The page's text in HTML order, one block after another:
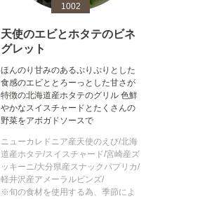
1002
天使のエビとホタテのビネ
グレット
ほんのり甘みのあるぷりぷりとした
食感のエビととろーっとした甘さが
特徴の北海道産ホタテのグリル 色鮮
やかなスイスチャードとたくさんの
野菜をアボガドソースで
ニューカレドニア産天使のえび/北海
道産ホタテ/スイスチャード/宮崎産ズ
ッキーニ/大分県産スナックパプリカ/
軽井沢産アメーラルビンズ/
※旬の食材を使用する為、季節によ